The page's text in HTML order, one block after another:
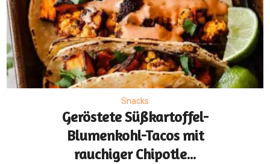
Snacks
Geröstete Süßkartoffel-
Blumenkohl-Tacos mit
rauchiger Chipotle...